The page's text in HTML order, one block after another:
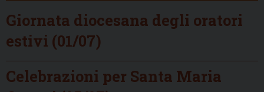
Giornata diocesana degli oratori
estivi (01/07)
Celebrazioni per Santa Maria